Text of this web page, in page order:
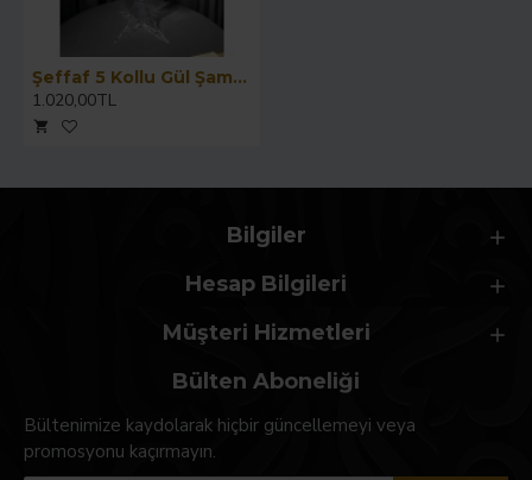
Şeffaf 5 Kollu Gül Şamdan - 67 CM
1.020,00TL
Bilgiler
Hesap Bilgileri
Müşteri Hizmetleri
Bülten Aboneliği
Bültenimize kaydolarak hiçbir güncellemeyi veya
promosyonu kaçırmayın.